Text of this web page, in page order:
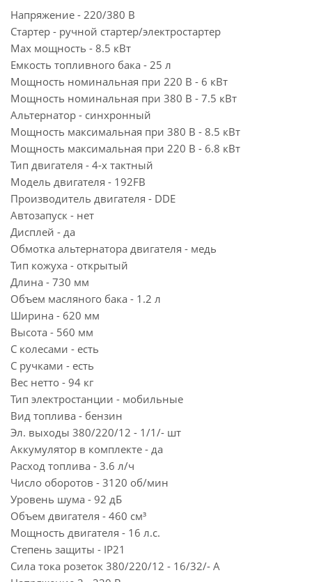
Напряжение - 220/380 В
Стартер - ручной стартер/электростартер
Max мощность - 8.5 кВт
Емкость топливного бака - 25 л
Мощность номинальная при 220 В - 6 кВт
Мощность номинальная при 380 В - 7.5 кВт
Альтернатор - синхронный
Мощность максимальная при 380 В - 8.5 кВт
Мощность максимальная при 220 В - 6.8 кВт
Тип двигателя - 4-х тактный
Модель двигателя - 192FB
Производитель двигателя - DDE
Автозапуск - нет
Дисплей - да
Обмотка альтернатора двигателя - медь
Тип кожуха - открытый
Длина - 730 мм
Объем масляного бака - 1.2 л
Ширина - 620 мм
Высота - 560 мм
С колесами - есть
С ручками - есть
Вес нетто - 94 кг
Тип электростанции - мобильные
Вид топлива - бензин
Эл. выходы 380/220/12 - 1/1/- шт
Аккумулятор в комплекте - да
Расход топлива - 3.6 л/ч
Число оборотов - 3120 об/мин
Уровень шума - 92 дБ
Объем двигателя - 460 см³
Мощность двигателя - 16 л.с.
Степень защиты - IP21
Сила тока розеток 380/220/12 - 16/32/- А